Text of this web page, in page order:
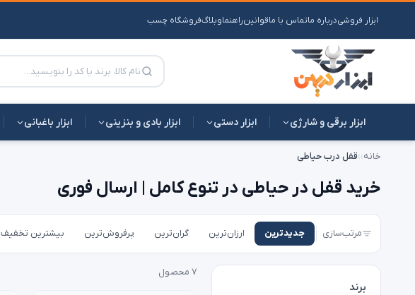
ابزار فروشیدرباره ماتماس با ماقوانینراهنماوبلاگفروشگاه چسب
ابزار برقی و شارژی ابزار دستی ابزار بادی و بنزینی ابزار باغبانی
خانه›
›قفل درب حیاطی
خرید قفل در حیاطی در تنوع کامل | ارسال فوری
مرتب‌سازی جدیدترین ارزان‌ترین گران‌ترین پرفروش‌ترین بیشترین تخفیف
برند
۷ محصول